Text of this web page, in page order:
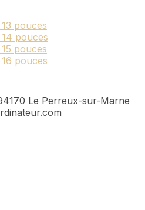
pouces
pouces
pouces
pouces
Le Perreux-sur-Marne